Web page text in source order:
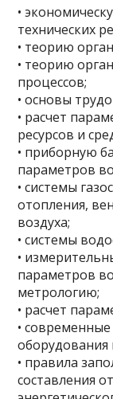
•
технических
• теорию
• теорию
процессов;
• основы
• расчет
ресурсов и
• приборную
параметров
• системы
отопления,
воздуха;
• системы
•
параметров
метрологию;
• расчет
•
оборудования
• правила
составления